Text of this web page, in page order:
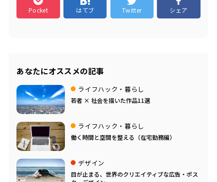
Pocket はてブ Twitter シェア
あなたにオススメの記事
ライフハック・暮らし
若者 × 社会を描いた作品11選
ライフハック・暮らし
働く時間と空間を整える（在宅勤務編）
デザイン
目が止まる、世界のクリエイティブな広告・ポス